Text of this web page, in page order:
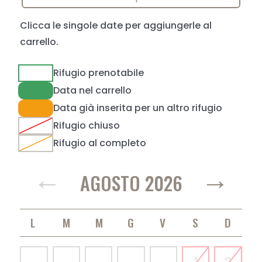
Clicca le singole date per aggiungerle al
carrello.
Rifugio prenotabile
Data nel carrello
Data già inserita per un altro rifugio
Rifugio chiuso
Rifugio al completo
← AGOSTO 2026 →